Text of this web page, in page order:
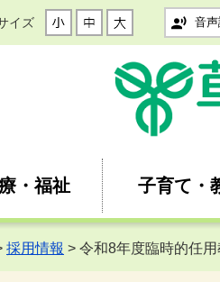
イズ 音
・福祉 子育て・
採用情報 > 令和8年度臨時的任